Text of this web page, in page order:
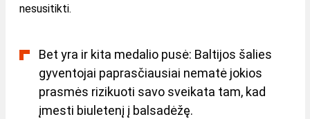
nesusitikti.
Bet yra ir kita medalio pusė: Baltijos šalies
gyventojai paprasčiausiai nematė jokios
prasmės rizikuoti savo sveikata tam, kad
įmesti biuletenį į balsadėžę.